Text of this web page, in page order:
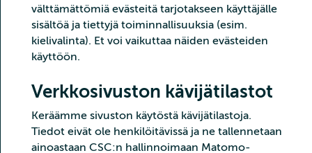
välttämättömiä evästeitä tarjotakseen käyttäjälle
sisältöä ja tiettyjä toiminnallisuuksia (esim.
kielivalinta). Et voi vaikuttaa näiden evästeiden
käyttöön.
Verkkosivuston kävijätilastot
Keräämme sivuston käytöstä kävijätilastoja.
Tiedot eivät ole henkilöitävissä ja ne tallennetaan
ainoastaan CSC:n hallinnoimaan Matomo-
Copyright CSC – Tieteen tietotekniikan keskus Oy
Tietoturva Tietosuoja
Evästeet ja kävijätilastointi